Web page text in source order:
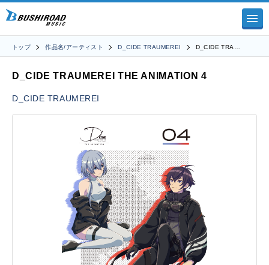
トップ 作品名/アーティスト D_CIDE TRAUMEREI D_CIDE TRA…
D_CIDE TRAUMEREI THE ANIMATION 4
D_CIDE TRAUMEREI